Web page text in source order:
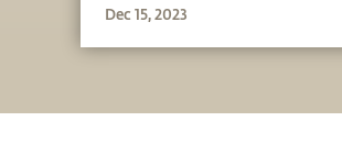
Dec 15, 2023